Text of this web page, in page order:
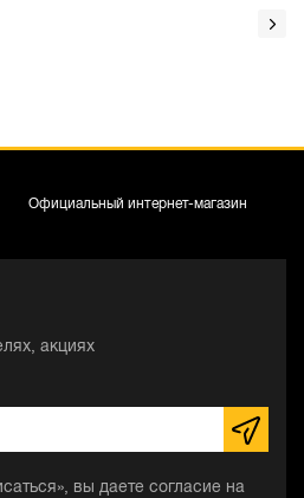
акциях
вы даете согласие на
Официальный интернет-магазин